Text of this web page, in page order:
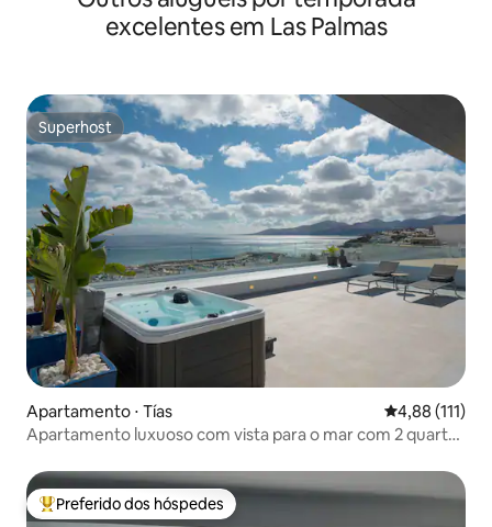
excelentes em Las Palmas
Superhost
Superhost
Apartamento ⋅ Tías 4,88 de uma
4,88 (111)
Apartamento luxuoso com vista para o mar com 2 quartos
Entre os melhores preferidos dos hóspedes
Preferido dos hóspedes